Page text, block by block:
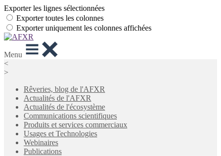
Exporter les lignes sélectionnées
Exporter toutes les colonnes
Exporter uniquement les colonnes affichées
Menu
<
>
Rêveries, blog de l'AFXR
Actualités de l'AFXR
Actualités de l'écosystème
Communications scientifiques
Produits et services commerciaux
Usages et Technologies
Webinaires
Publications